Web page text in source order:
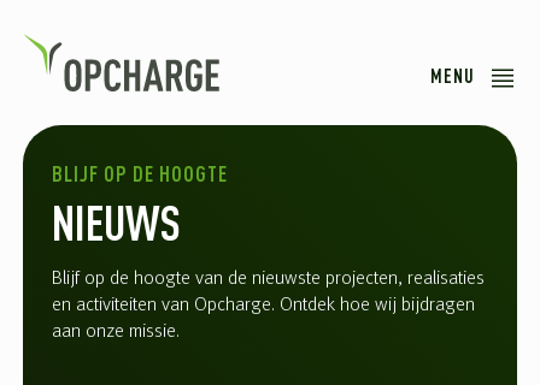
MENU
BLIJF OP DE HOOGTE
NIEUWS
Blijf op de hoogte van de nieuwste projecten, realisaties
en activiteiten van Opcharge. Ontdek hoe wij bijdragen
aan onze missie.